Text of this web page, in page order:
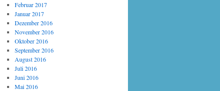
Februar 2017
Januar 2017
Dezember 2016
November 2016
Oktober 2016
September 2016
August 2016
Juli 2016
Juni 2016
Mai 2016